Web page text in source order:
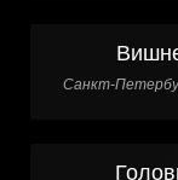
Санкт-